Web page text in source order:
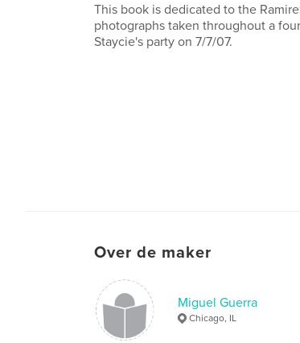
This book is dedicated to the
photographs taken throughout a
Staycie's party on 7/7/07.
Over de maker
Miguel Guerra
Chicago, IL